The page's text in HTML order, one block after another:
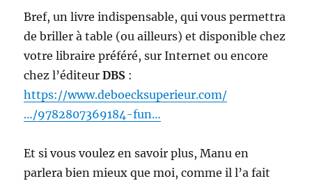
Bref, un livre indispensable, qui vous permettra
de briller à table (ou ailleurs) et disponible chez
votre libraire préféré, sur Internet ou encore
chez l’éditeurDBS :
https://www.deboecksuperieur.com/
…/9782807369184-fun…
Et si vous voulez en savoir plus, Manu en
parlera bien mieux que moi, comme il l’a fait